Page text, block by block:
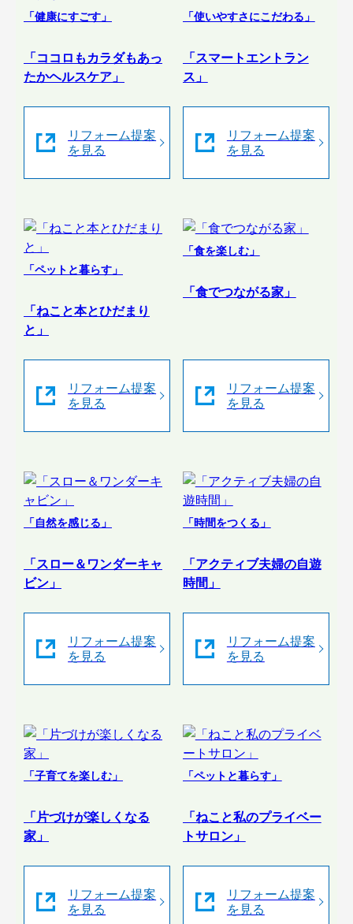
「健康にすごす」
「ココロもカラダもあっ
たかヘルスケア」
リフォーム提案
を見る
「使いやすさにこだわる」
「スマートエントラン
ス」
リフォーム提案
を見る
「ペットと暮らす」
「ねこと本とひだまり
と」
リフォーム提案
を見る
「食を楽しむ」
「食でつながる家」
リフォーム提案
を見る
「自然を感じる」
「スロー＆ワンダーキャ
ビン」
リフォーム提案
を見る
「時間をつくる」
「アクティブ夫婦の自遊
時間」
リフォーム提案
を見る
「子育てを楽しむ」
「片づけが楽しくなる
家」
リフォーム提案
を見る
「ペットと暮らす」
「ねこと私のプライベー
トサロン」
リフォーム提案
を見る